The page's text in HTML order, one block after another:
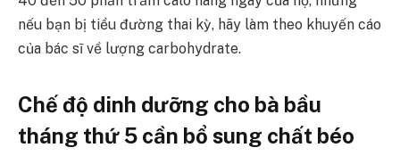
nếu bạn bị tiểu đường thai kỳ, hãy làm theo khuyến cáo
của bác sĩ về lượng carbohydrate.
Chế độ dinh dưỡng cho bà bầu
tháng thứ 5 cần bổ sung chất béo